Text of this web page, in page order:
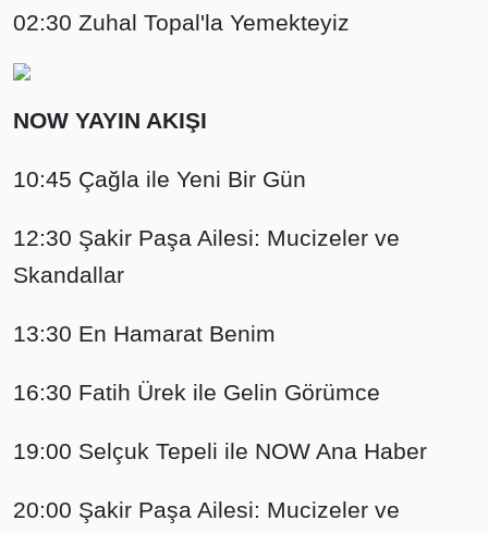
02:30 Zuhal Topal'la Yemekteyiz
NOW YAYIN AKIŞI
10:45 Çağla ile Yeni Bir Gün
12:30 Şakir Paşa Ailesi: Mucizeler ve
Skandallar
13:30 En Hamarat Benim
16:30 Fatih Ürek ile Gelin Görümce
19:00 Selçuk Tepeli ile NOW Ana Haber
20:00 Şakir Paşa Ailesi: Mucizeler ve